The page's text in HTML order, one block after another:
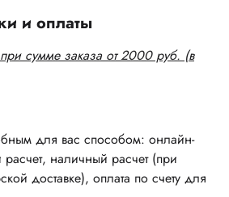
и оплаты
при сумме заказа от 2000 руб. (в
для вас способом: онлайн-
наличный расчет (при
доставке), оплата по счету для